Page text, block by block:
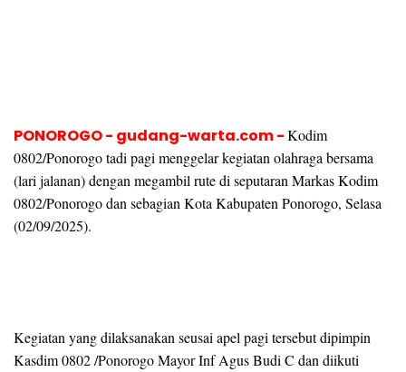
PONOROGO - gudang-warta.com -Kodim
0802/Ponorogo tadi pagi menggelar kegiatan olahraga bersama
(lari jalanan) dengan megambil rute di seputaran Markas Kodim
0802/Ponorogo dan sebagian Kota Kabupaten Ponorogo, Selasa
(02/09/2025).
Kegiatan yang dilaksanakan seusai apel pagi tersebut dipimpin
Kasdim 0802 /Ponorogo Mayor Inf Agus Budi C dan diikuti